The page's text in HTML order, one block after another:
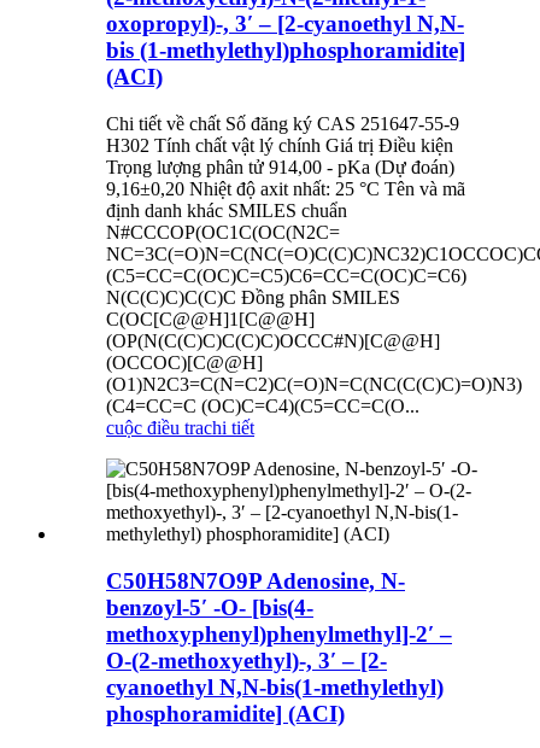
oxopropyl)-, 3′ – [2-cyanoethyl N,N-
bis (1-methylethyl)phosphoramidite]
(ACI)
Chi tiết về chất Số đăng ký CAS 251647-55-9
H302 Tính chất vật lý chính Giá trị Điều kiện
Trọng lượng phân tử 914,00 - pKa (Dự đoán)
9,16±0,20 Nhiệt độ axit nhất: 25 °C Tên và mã
định danh khác SMILES chuẩn
N#CCCOP(OC1C(OC(N2C=
(C5=CC=C(OC)C=C5)C6=CC=C(OC)C=C6)
N(C(C)C)C(C)C Đồng phân SMILES
C(OC[C@@H]1[C@@H]
(OP(N(C(C)C)C(C)C)OCCC#N)[C@@H]
(OCCOC)[C@@H]
(O1)N2C3=C(N=C2)C(=O)N=C(NC(C(C)C)=O)N3)
(C4=CC=C (OC)C=C4)(C5=CC=C(O...
cuộc điều trachi tiết
C50H58N7O9P Adenosine, N-
benzoyl-5′ -O- [bis(4-
methoxyphenyl)phenylmethyl]-2′ –
O-(2-methoxyethyl)-, 3′ – [2-
cyanoethyl N,N-bis(1-methylethyl)
phosphoramidite] (ACI)